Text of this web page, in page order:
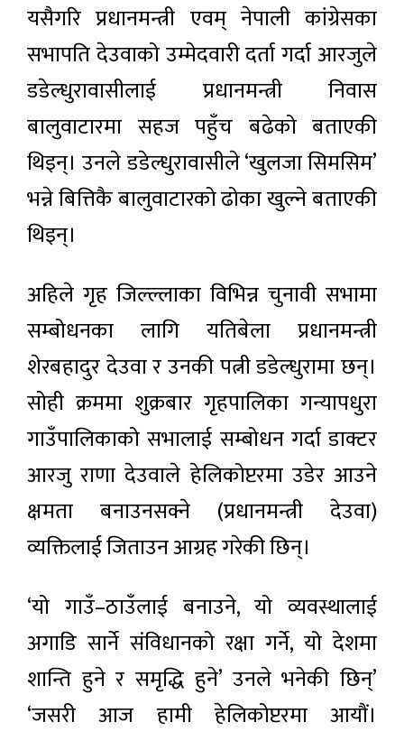
यसैगरि प्रधानमन्त्री एवम् नेपाली कांग्रेसका
सभापति देउवाको उम्मेदवारी दर्ता गर्दा आरजुले
डडेल्धुरावासीलाई प्रधानमन्त्री निवास
बालुवाटारमा सहज पहुँच बढेको बताएकी
थिइन्। उनले डडेल्धुरावासीले ‘खुलजा सिमसिम’
भन्ने बित्तिकै बालुवाटारको ढोका खुल्ने बताएकी
थिइन्।
अहिले गृह जिल्ल्लाका विभिन्न चुनावी सभामा
सम्बोधनका लागि यतिबेला प्रधानमन्त्री
शेरबहादुर देउवा र उनकी पत्नी डडेल्धुरामा छन्।
सोही क्रममा शुक्रबार गृहपालिका गन्यापधुरा
गाउँपालिकाको सभालाई सम्बोधन गर्दा डाक्टर
आरजु राणा देउवाले हेलिकोप्टरमा उडेर आउने
क्षमता बनाउनसक्ने (प्रधानमन्त्री देउवा)
व्यक्तिलाई जिताउन आग्रह गरेकी छिन्।
‘यो गाउँ–ठाउँलाई बनाउने, यो व्यवस्थालाई
अगाडि सार्ने संविधानको रक्षा गर्ने, यो देशमा
शान्ति हुने र समृद्धि हुने’ उनले भनेकी छिन्’
‘जसरी आज हामी हेलिकोप्टरमा आयौं।